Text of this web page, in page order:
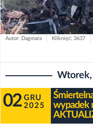
Autor: Dagmara Kliknięć: 3637
02 GRU
2025
wypadek